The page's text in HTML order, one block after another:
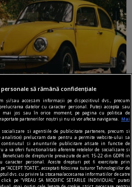
rămâne o
piața mașinilor second-
ajutor în repetate
este o necesitate. De
celor care stau în mediul
să rămână confidențiale
și/sau accesăm informații pe dispozitivul dvs., precum
datelor cu caracter personal. Puteți accepta sau
mai jos sau în orice moment, pe pagina cu politica de
partenerilor noștri și nu vă vor afecta navigarea.
Mai
si agentiile de publicitate partenere, precum si
prelucram date pentru a permite website-ului sa
continutul si anunturile publicitare afisate in functie de
a va oferi functionalitati aferente retelelor de socializare si
de drepturile prevazute de art. 15-22 din GDPR in
caracter personal. Aceste drepturi pot fi exercitate prin
“ACCEPT TOATE”, acceptati folosirea tuturor Tehnologiilor de
dvs. cu privire la stocarea/accesarea informatiilor de catre
pe “VREAU SA MODIFIC SETARILE INDIVIDUAL” puteti